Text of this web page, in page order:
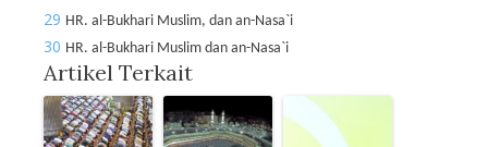
29 HR. al-Bukhari Muslim, dan an-Nasa`i
30 HR. al-Bukhari Muslim dan an-Nasa`i
Artikel Terkait